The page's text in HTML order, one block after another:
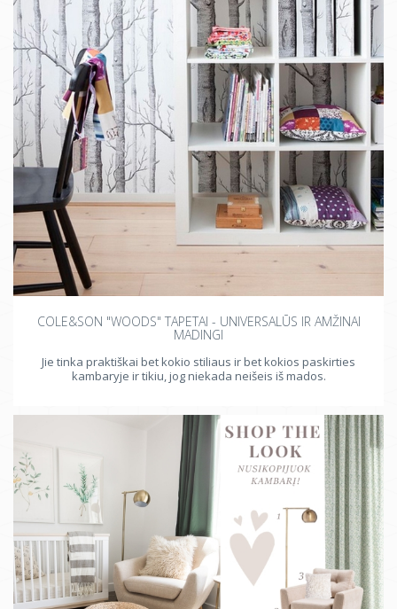
COLE&SON "WOODS" TAPETAI - UNIVERSALŪS IR AMŽINAI
MADINGI
Jie tinka praktiškai bet kokio stiliaus ir bet kokios paskirties
kambaryje ir tikiu, jog niekada neišeis iš mados.